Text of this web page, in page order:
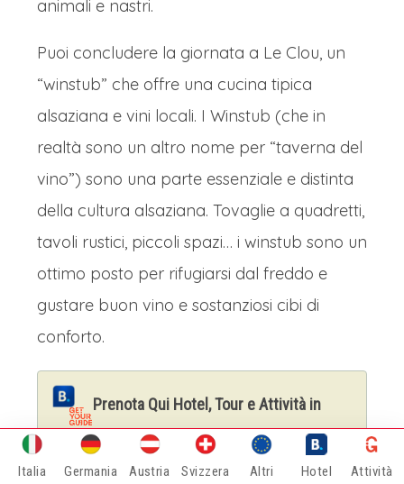
animali e nastri.
Puoi concludere la giornata a Le Clou, un
“winstub” che offre una cucina tipica
alsaziana e vini locali. I Winstub (che in
realtà sono un altro nome per “taverna del
vino”) sono una parte essenziale e distinta
della cultura alsaziana. Tovaglie a quadretti,
tavoli rustici, piccoli spazi… i winstub sono un
ottimo posto per rifugiarsi dal freddo e
gustare buon vino e sostanziosi cibi di
conforto.
Prenota Qui Hotel, Tour e Attività in
Alsazia
Italia Germania Austria Svizzera Altri Hotel Attività